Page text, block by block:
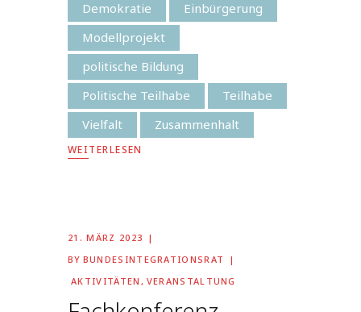
Demokratie
Einbürgerung
Modellprojekt
politische Bildung
Politische Teilhabe
Teilhabe
Vielfalt
Zusammenhalt
WEITERLESEN
21. MÄRZ 2023
BY BUNDESINTEGRATIONSRAT
AKTIVITÄTEN , VERANSTALTUNG